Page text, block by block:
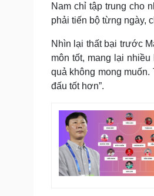
Nam chỉ tập trung cho
phải tiến bộ từng ngày,
Nhìn lại thất bại trước
môn tốt, mang lại
quả không mong
đấu tốt hơn”.